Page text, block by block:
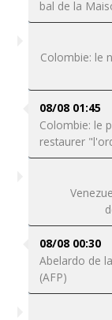
bal de la
Colombie: le
08/08 01:45
Colombie: le
restaurer
08/08 00:30
Abelardo de
(AFP)